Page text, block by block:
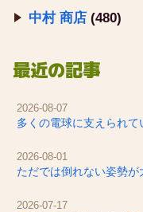
中村 商店 (480)
最近の記事
2026-08-07
多くの電球に支えられて
2026-08-01
ただでは倒れない姿勢が
2026-07-17